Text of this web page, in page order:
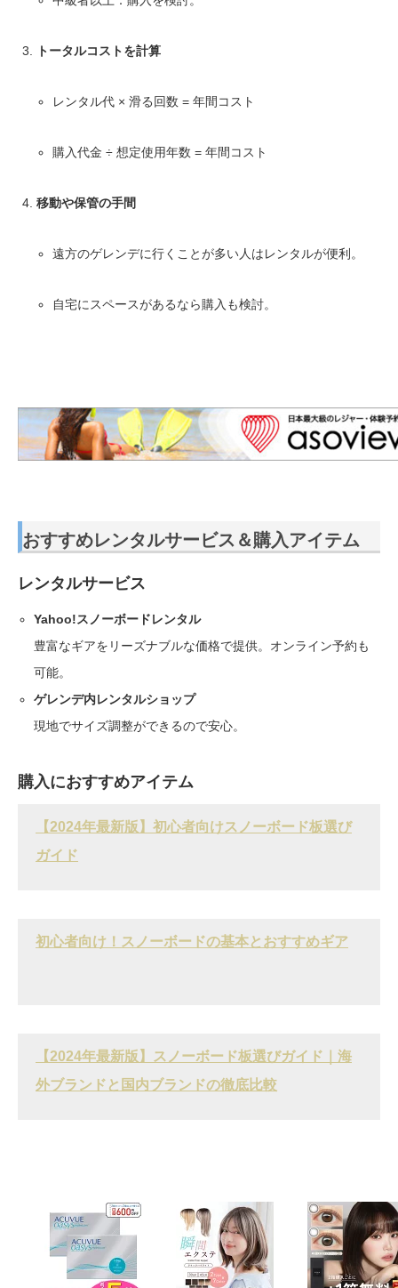
トータルコストを計算
レンタル代 × 滑る回数 = 年間コスト
購入代金 ÷ 想定使用年数 = 年間コスト
移動や保管の手間
遠方のゲレンデに行くことが多い人はレンタルが便利。
自宅にスペースがあるなら購入も検討。
おすすめレンタルサービス＆購入アイテム
レンタルサービス
Yahoo!スノーボードレンタル
豊富なギアをリーズナブルな価格で提供。オンライン予約も
可能。
ゲレンデ内レンタルショップ
現地でサイズ調整ができるので安心。
購入におすすめアイテム
【2024年最新版】初心者向けスノーボード板選び
ガイド
初心者向け！スノーボードの基本とおすすめギア
【2024年最新版】スノーボード板選びガイド｜海
外ブランドと国内ブランドの徹底比較